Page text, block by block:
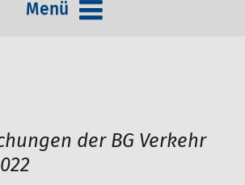
Menü
der BG Verkehr